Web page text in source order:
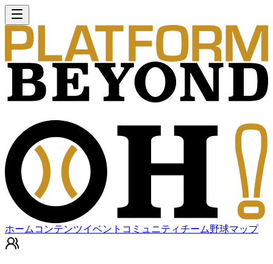
ホーム コンテンツイベント コミュニティチーム野球マップ